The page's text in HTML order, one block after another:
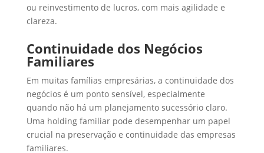
ou reinvestimento de lucros, com mais agilidade e
clareza.
Continuidade dos Negócios
Familiares
Em muitas famílias empresárias, a continuidade dos
negócios é um ponto sensível, especialmente
quando não há um planejamento sucessório claro.
Uma holding familiar pode desempenhar um papel
crucial na preservação e continuidade das empresas
familiares.